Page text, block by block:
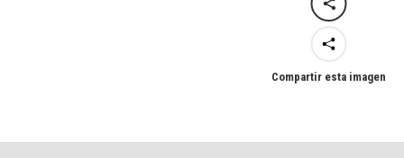
Compartir esta imagen